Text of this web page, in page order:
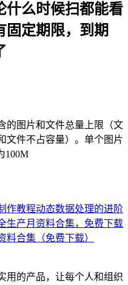
什么时候扫都能看
固定期限，到期
的图片和文件总量上限（文
文件不占容量）。单个图片
100M
作教程动态数据处理的进阶
生产月资料合集，免费下载
料合集（免费下载）
用的产品，让每个人和组织